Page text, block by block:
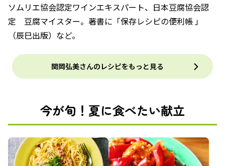
ソムリエ協会認定ワインエキスパート、日本豆腐協会認
定 豆腐マイスター。著書に「保存レシピの便利帳 」
（辰巳出版）など。
関岡弘美さんのレシピをもっと見る
今が旬！夏に食べたい献立